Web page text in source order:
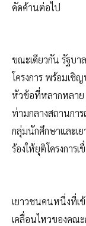
คัดค้านต่อไป
ขณะเดียวกัน รัฐบา
โครงการ พร้อมเชิ
หัวข้อที่หลากหลาย
ท่ามกลางสถานกา
กลุ่มนักศึกษาและเย
ร้องให้ยุติโครงการ
เยาวชนคนหนึ่งที่เ
เคลื่อนไหวของคณ